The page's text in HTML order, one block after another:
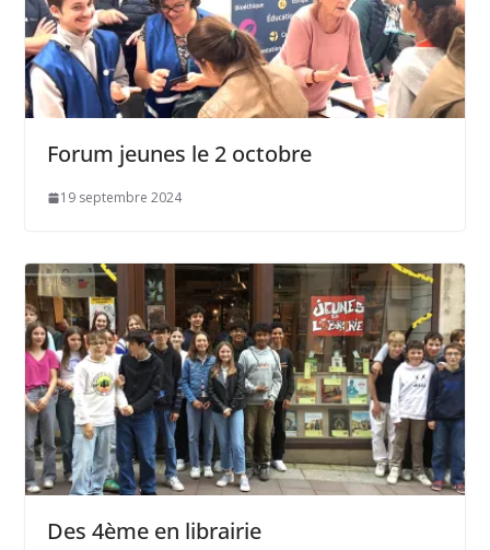
Forum jeunes le 2 octobre
19 septembre 2024
Des 4ème en librairie